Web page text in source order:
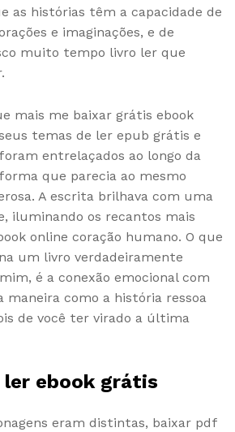
as histórias têm a capacidade de
e imaginações, e de
muito tempo livro ler que
mais me baixar grátis ebook
temas de ler epub grátis e
entrelaçados ao longo da
que parecia ao mesmo
A escrita brilhava com uma
iluminando os recantos mais
online coração humano. O que
um livro verdadeiramente
é a conexão emocional com
maneira como a história ressoa
de você ter virado a última
ler ebook grátis
eram distintas, baixar pdf